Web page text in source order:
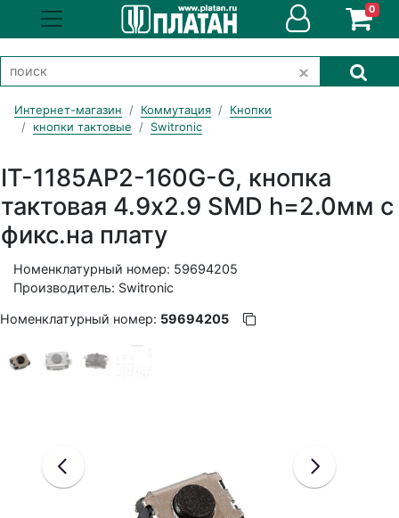
0
Интернет-магазин Коммутация
Кнопки
кнопки тактовые
Switronic
IT-1185AP2-160G-G, кнопка
тактовая 4.9х2.9 SMD h=2.0мм с
фикс.на плату
Номенклатурный номер: 59694205
Производитель: Switronic
Номенклатурный номер: 59694205